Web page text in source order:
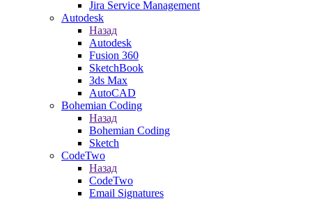
Jira Service Management
Autodesk
Назад
Autodesk
Fusion 360
SketchBook
3ds Max
AutoCAD
Bohemian Coding
Назад
Bohemian Coding
Sketch
CodeTwo
Назад
CodeTwo
Email Signatures